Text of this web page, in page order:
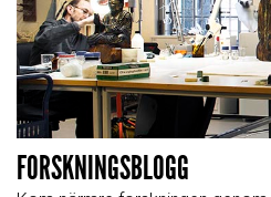
FORSKNINGSBLOGG